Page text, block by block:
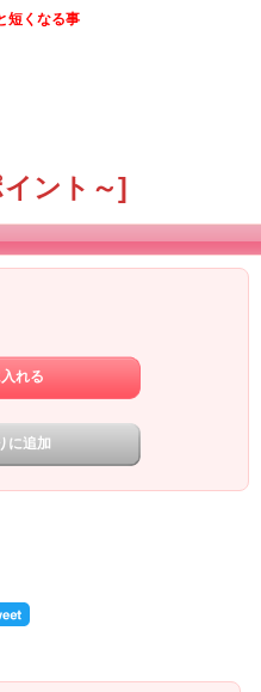
短くなる事
ント～]